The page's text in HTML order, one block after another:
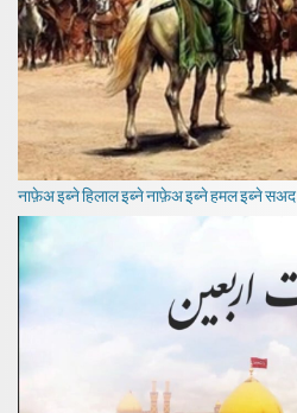
नाफ़ेअ इब्ने हिलाल इब्ने नाफ़ेअ इब्ने हमल इब्ने सअद